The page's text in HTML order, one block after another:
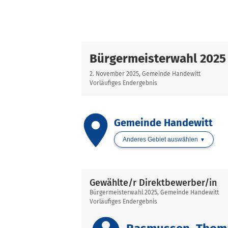
Bürgermeisterwahl 2025
2. November 2025, Gemeinde Handewitt
Vorläufiges Endergebnis
placeGemeinde Handewitt
Anderes Gebiet auswählen
Gewählte/r Direktbewerber/in
Bürgermeisterwahl 2025, Gemeinde Handewitt
Vorläufiges Endergebnis